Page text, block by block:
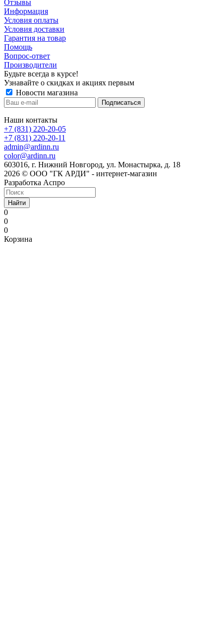
Отзывы
Информация
Условия оплаты
Условия доставки
Гарантия на товар
Помощь
Вопрос-ответ
Производители
Будьте всегда в курсе!
Узнавайте о скидках и акциях первым
Новости магазина
Наши контакты
+7 (831) 220-20-05
+7 (831) 220-20-11
admin@ardinn.ru
color@ardinn.ru
603016, г. Нижний Новгород, ул. Монастырка, д. 18
2026 © ООО "ГК АРДИ" - интернет-магазин
Разработка Аспро
Найти
0
0
0
Корзина